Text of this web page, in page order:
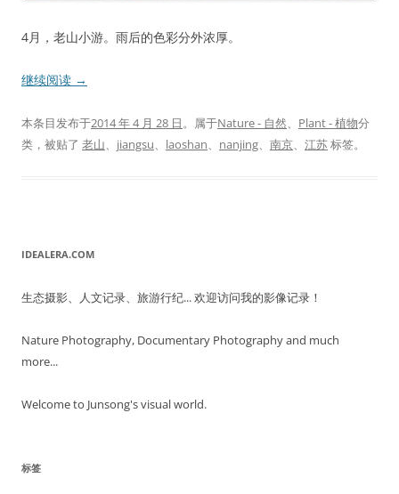
4月，老山小游。雨后的色彩分外浓厚。
继续阅读 →
本条目发布于2014 年 4 月 28 日。属于Nature - 自然、 Plant - 植物分
类，被贴了 老山、 jiangsu、 laoshan、 nanjing、 南京、 江苏标签。
IDEALERA.COM
生态摄影、人文记录、旅游行纪... 欢迎访问我的影像记录！
Nature Photography, Documentary Photography and much
more...
Welcome to Junsong's visual world.
标签